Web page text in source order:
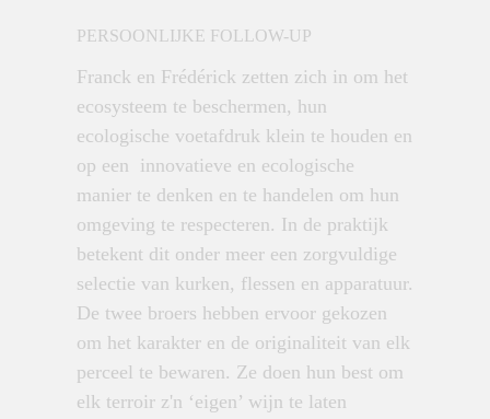
PERSOONLIJKE FOLLOW-UP
Franck en Frédérick zetten zich in om het
ecosysteem te beschermen, hun
ecologische voetafdruk klein te houden en
op een innovatieve en ecologische
manier te denken en te handelen om hun
omgeving te respecteren. In de praktijk
betekent dit onder meer een zorgvuldige
selectie van kurken, flessen en apparatuur.
De twee broers hebben ervoor gekozen
om het karakter en de originaliteit van elk
perceel te bewaren. Ze doen hun best om
elk terroir z'n ‘eigen’ wijn te laten